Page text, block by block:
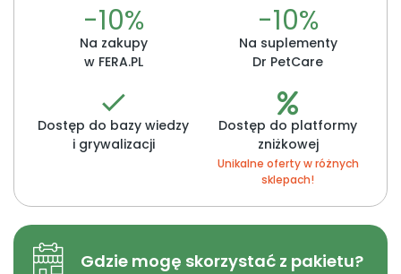
-10%
Na zakupy
w FERA.PL
-10%
Na suplementy
Dr PetCare
Dostęp do bazy wiedzy
i grywalizacji
Dostęp do platformy
zniżkowej
Unikalne oferty w różnych
sklepach!
Gdzie mogę skorzystać z pakietu?